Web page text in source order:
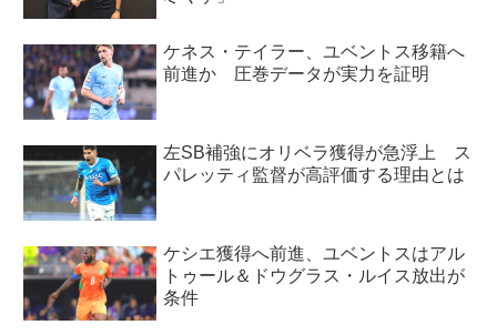
ケネス・テイラー、ユベントス移籍へ
前進か 圧巻データが実力を証明
左SB補強にオリベラ獲得が急浮上 ス
パレッティ監督が高評価する理由とは
ケシエ獲得へ前進、ユベントスはアル
トゥール＆ドウグラス・ルイス放出が
条件